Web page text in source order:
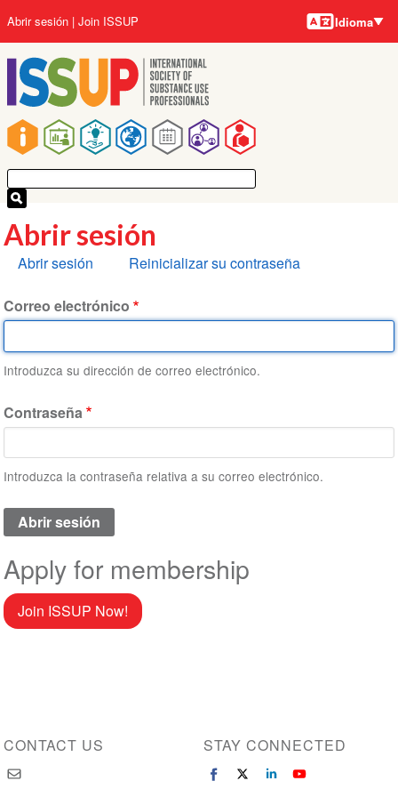
al
contenido
principal
Main
navigation
User
account
menu
Abrir sesión Join ISSUP Idiomas
Idioma
Abrir sesión
Solapas
Abrir sesión Reinicializar su contraseña
Correo electrónico
Introduzca su dirección de correo electrónico.
Contraseña
Introduzca la contraseña relativa a su correo electrónico.
Apply for membership
Join ISSUP Now!
CONTACT US STAY CONNECTED